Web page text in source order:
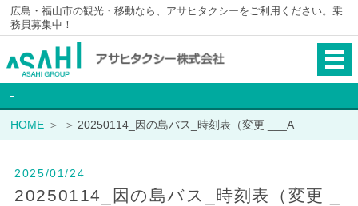
広島・福山市の観光・移動なら、アサヒタクシーをご利用ください。乗
務員募集中！
HOME 20250114_因の島バス_時刻表（変更 ___A
2025/01/24
20250114_因の島バス_時刻表（変更 _